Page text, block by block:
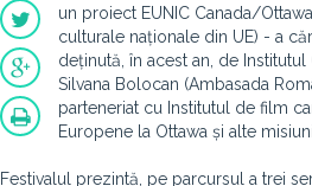
un proiect EUNIC Canada/
culturale naționale din UE) - a
deținută, în acest an, de
Silvana Bolocan (Ambasada
parteneriat cu Institutul de film
Europene la Ottawa și alte
Festivalul prezintă, pe parcursul a trei